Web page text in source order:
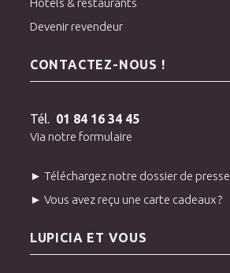
Devenir revendeur
CONTACTEZ-NOUS !
Tél. 01 84 16 34 45
Via notre formulaire
► Téléchargez notre dossier de presse
► Vous avez reçu une carte cadeaux ?
LUPICIA ET VOUS